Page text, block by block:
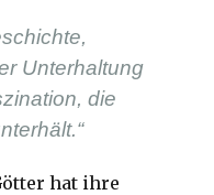
Unterhaltung
die
hat ihre